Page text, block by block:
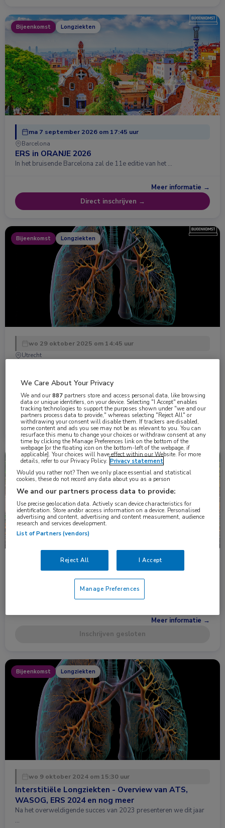
Bijeenkomst Longziekten
ma 7 september 2026 om 17:45 uur
Barcelona
ERS in ORANJE 2026
In het bruisende Barcelona zal de 11e editie van het …
Meer informatie →
Direct inschrijven →
Bijeenkomst Longziekten
wo 29 oktober 2025 om 14:45 uur
Utrecht
Na het succes van voorgaande jaren nodigen wij u graag …
Meer informatie →
Inschrijven gesloten
Bijeenkomst Longziekten
ma 29 september 2025 om 17:45 uur
ERS in ORANJE 2025
Met Amsterdam als gastheer kleurt het jaarlijkse congres van de …
Meer informatie →
Inschrijven gesloten
Bijeenkomst Longziekten
wo 9 oktober 2024 om 15:30 uur
Interstitiële Longziekten - Overview van ATS,
WASOG, ERS 2024 en nog meer
Na het overweldigende succes van 2023 presenteren we dit jaar
…
We Care About Your Privacy
We and our887 partners store and access personal data, like browsing
data or unique identifiers, on your device. Selecting "I Accept" enables
tracking technologies to support the purposes shown under "we and our
partners process data to provide," whereas selecting "Reject All" or
withdrawing your consent will disable them. If trackers are disabled,
some content and ads you see may not be as relevant to you. You can
resurface this menu to change your choices or withdraw consent at any
time by clicking the Manage Preferences link on the bottom of the
webpage [or the floating icon on the bottom-left of the webpage, if
applicable]. Your choices will have effect within our Website. For more
details, refer to our Privacy Policy. Privacy statement
Would you rather not? Then we only place essential and statistical
cookies, these do not record any data about you as a person
We and our partners process data to provide:
Use precise geolocation data. Actively scan device characteristics for
identification. Store and/or access information on a device. Personalised
advertising and content, advertising and content measurement, audience
research and services development.
List of Partners (vendors)
Reject All I Accept
Manage Preferences